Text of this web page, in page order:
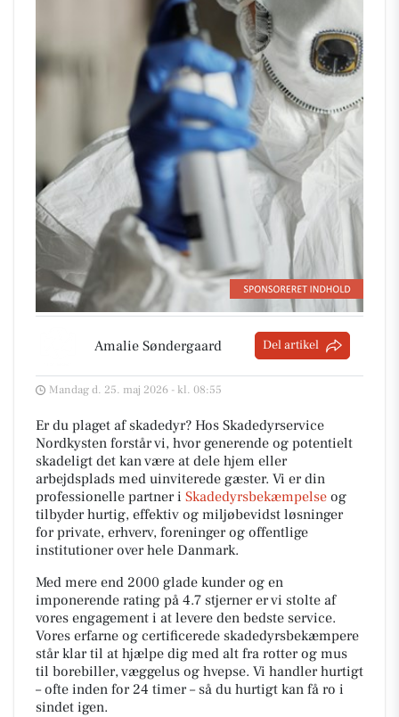
Amalie Søndergaard Del artikel
Mandag d. 25. maj 2026 - kl. 08:55
Er du plaget af skadedyr? Hos Skadedyrservice
Nordkysten forstår vi, hvor generende og potentielt
skadeligt det kan være at dele hjem eller
arbejdsplads med uinviterede gæster. Vi er din
professionelle partner i Skadedyrsbekæmpelse og
tilbyder hurtig, effektiv og miljøbevidst løsninger
for private, erhverv, foreninger og offentlige
institutioner over hele Danmark.
Med mere end 2000 glade kunder og en
imponerende rating på 4.7 stjerner er vi stolte af
vores engagement i at levere den bedste service.
Vores erfarne og certificerede skadedyrsbekæmpere
står klar til at hjælpe dig med alt fra rotter og mus
til borebiller, væggelus og hvepse. Vi handler hurtigt
– ofte inden for 24 timer – så du hurtigt kan få ro i
sindet igen.